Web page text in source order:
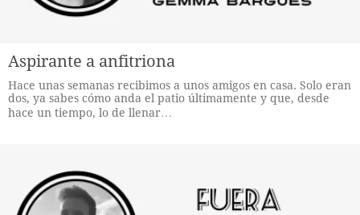
Aspirante a anfitriona
Hace unas semanas recibimos a unos amigos en casa. Solo eran
dos, ya sabes cómo anda el patio últimamente y que, desde
hace un tiempo, lo de llenar…